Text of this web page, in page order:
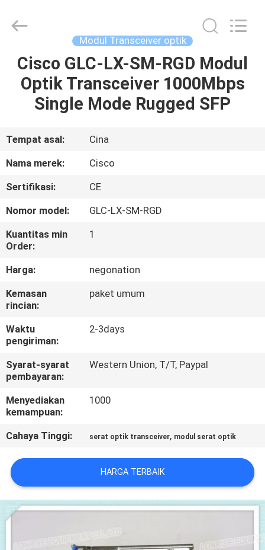
RUMAH
PRODUK
VIDEO
KAMI
TUR
PABRIK
KONTROL
KUALITAS
HUBUNGI
KAMI
BERITA
KASUS-
KASUS
SITEMAP
KEBIJAKAN
Ltd..
Modul Transceiver optik
Cisco GLC-LX-SM-RGD Modul
Optik Transceiver 1000Mbps
Single Mode Rugged SFP
Tempat asal:
Cina
Nama merek:
Cisco
Sertifikasi:
CE
Nomor model:
GLC-LX-SM-RGD
Kuantitas min
Order:
1
Harga:
negonation
Kemasan
rincian:
paket umum
Waktu
pengiriman:
2-3days
Syarat-syarat
pembayaran:
Western Union, T/T, Paypal
Menyediakan
kemampuan:
1000
Cahaya Tinggi: serat optik transceiver, modul serat optik
HARGA TERBAIK